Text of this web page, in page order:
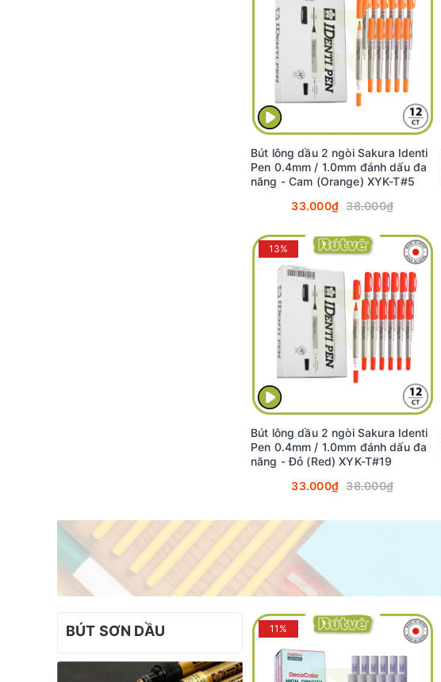
Bút lông dầu 2 ngòi Sakura Identi
Pen 0.4mm / 1.0mm đánh dấu đa
năng - Cam (Orange) XYK-T#5
33.000₫ 38.000₫
13%
Bút lông dầu 2 ngòi Sakura Identi
Pen 0.4mm / 1.0mm đánh dấu đa
năng - Đỏ (Red) XYK-T#19
33.000₫ 38.000₫
BÚT SƠN DẦU 11%